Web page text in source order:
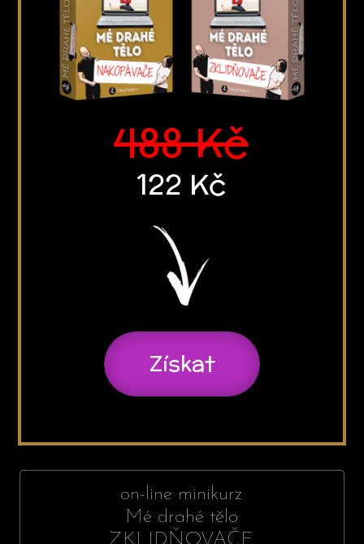
488 Kč
122 Kč
Získat
on-line minikurz
Mé drahé tělo
ZKLIDŇOVAČE